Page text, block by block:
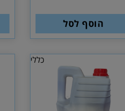
הוסף לסל
כללי